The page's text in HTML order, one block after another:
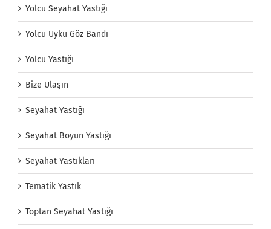
Yolcu Seyahat Yastığı
Yolcu Uyku Göz Bandı
Yolcu Yastığı
Bize Ulaşın
Seyahat Yastığı
Seyahat Boyun Yastığı
Seyahat Yastıkları
Tematik Yastık
Toptan Seyahat Yastığı